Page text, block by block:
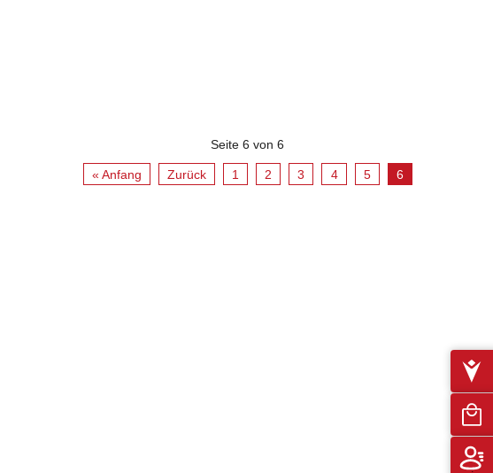
Seite 6 von 6
« Anfang Zurück 1 2 3 4 5 6